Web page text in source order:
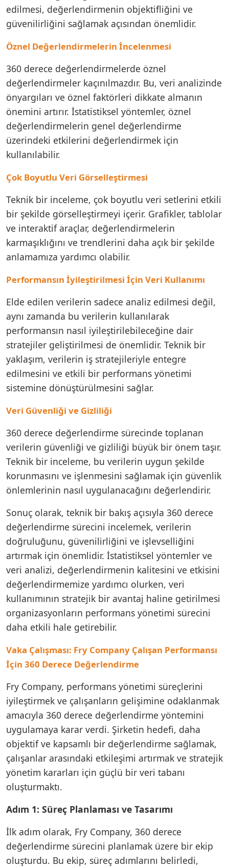
edilmesi, değerlendirmenin objektifliğini ve
güvenilirliğini sağlamak açısından önemlidir.
Öznel Değerlendirmelerin İncelenmesi
360 derece değerlendirmelerde öznel
değerlendirmeler kaçınılmazdır. Bu, veri analizinde
önyargıları ve öznel faktörleri dikkate almanın
önemini artırır. İstatistiksel yöntemler, öznel
değerlendirmelerin genel değerlendirme
üzerindeki etkilerini değerlendirmek için
kullanılabilir.
Çok Boyutlu Veri Görselleştirmesi
Teknik bir inceleme, çok boyutlu veri setlerini etkili
bir şekilde görselleştirmeyi içerir. Grafikler, tablolar
ve interaktif araçlar, değerlendirmelerin
karmaşıklığını ve trendlerini daha açık bir şekilde
anlamamıza yardımcı olabilir.
Performansın İyileştirilmesi İçin Veri Kullanımı
Elde edilen verilerin sadece analiz edilmesi değil,
aynı zamanda bu verilerin kullanılarak
performansın nasıl iyileştirilebileceğine dair
stratejiler geliştirilmesi de önemlidir. Teknik bir
yaklaşım, verilerin iş stratejileriyle entegre
edilmesini ve etkili bir performans yönetimi
sistemine dönüştürülmesini sağlar.
Veri Güvenliği ve Gizliliği
360 derece değerlendirme sürecinde toplanan
verilerin güvenliği ve gizliliği büyük bir önem taşır.
Teknik bir inceleme, bu verilerin uygun şekilde
korunmasını ve işlenmesini sağlamak için güvenlik
önlemlerinin nasıl uygulanacağını değerlendirir.
Sonuç olarak, teknik bir bakış açısıyla 360 derece
değerlendirme sürecini incelemek, verilerin
doğruluğunu, güvenilirliğini ve işlevselliğini
artırmak için önemlidir. İstatistiksel yöntemler ve
veri analizi, değerlendirmenin kalitesini ve etkisini
değerlendirmemize yardımcı olurken, veri
kullanımının stratejik bir avantaj haline getirilmesi
organizasyonların performans yönetimi sürecini
daha etkili hale getirebilir.
Vaka Çalışması: Fry Company Çalışan Performansı
İçin 360 Derece Değerlendirme
Fry Company, performans yönetimi süreçlerini
iyileştirmek ve çalışanların gelişimine odaklanmak
amacıyla 360 derece değerlendirme yöntemini
uygulamaya karar verdi. Şirketin hedefi, daha
objektif ve kapsamlı bir değerlendirme sağlamak,
çalışanlar arasındaki etkileşimi artırmak ve stratejik
yönetim kararları için güçlü bir veri tabanı
oluşturmaktı.
Adım 1: Süreç Planlaması ve Tasarımı
İlk adım olarak, Fry Company, 360 derece
değerlendirme sürecini planlamak üzere bir ekip
oluşturdu. Bu ekip, süreç adımlarını belirledi,